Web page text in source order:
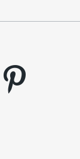
pinterest